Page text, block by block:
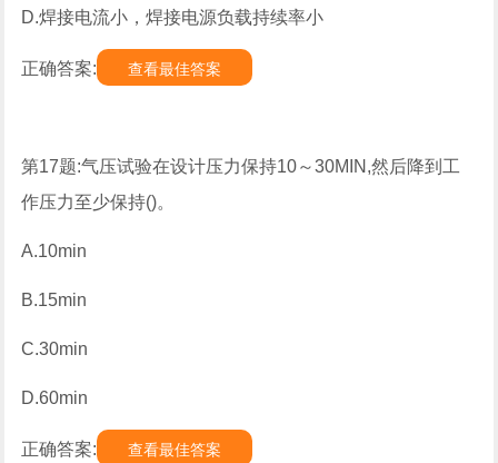
D.焊接电流小，焊接电源负载持续率小
正确答案: 查看最佳答案
第17题:气压试验在设计压力保持10～30MIN,然后降到工
作压力至少保持()。
A.10min
B.15min
C.30min
D.60min
正确答案: 查看最佳答案